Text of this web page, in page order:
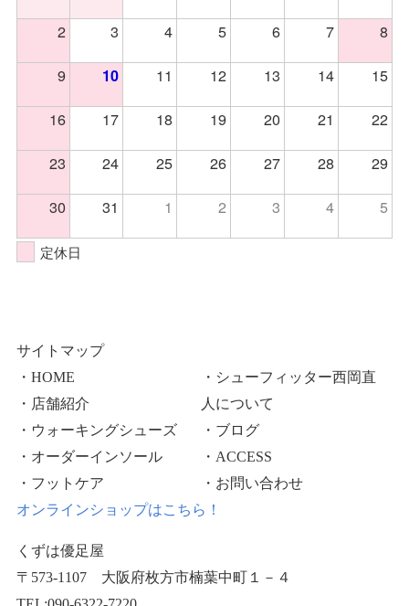
2
3 4 5 6 7
8
9
10 11 12 13 14
15
16
17 18 19 20 21
22
23
24 25 26 27 28
29
30
31 1 2 3 4 5
定休日
サイトマップ
・HOME
・店舗紹介
・ウォーキングシューズ
・オーダーインソール
・フットケア
・シューフィッター西岡直
人について
・ブログ
・ACCESS
・お問い合わせ
オンラインショップはこちら！
くずは優足屋
〒573-1107 大阪府枚方市楠葉中町１－４